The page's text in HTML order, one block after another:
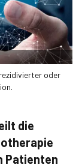
oder
die
Patienten